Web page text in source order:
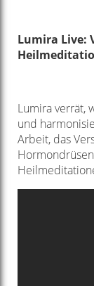
Lumira Live:
Lumira verrät,
und
Arbeit, das